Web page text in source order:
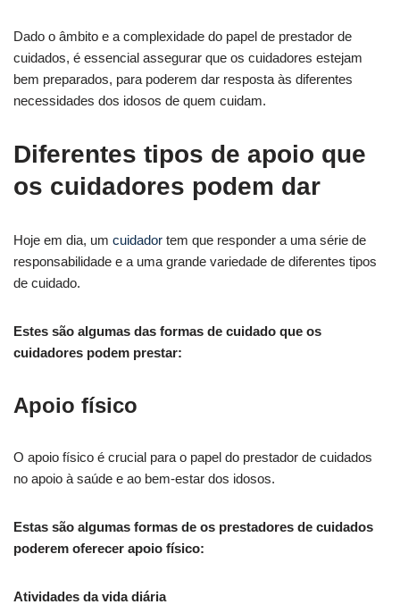
Dado o âmbito e a complexidade do papel de prestador de
cuidados, é essencial assegurar que os cuidadores estejam
bem preparados, para poderem dar resposta às diferentes
necessidades dos idosos de quem cuidam.
Diferentes tipos de apoio que
os cuidadores podem dar
Hoje em dia, um cuidador tem que responder a uma série de
responsabilidade e a uma grande variedade de diferentes tipos
de cuidado.
Estes são algumas das formas de cuidado que os
cuidadores podem prestar:
Apoio físico
O apoio físico é crucial para o papel do prestador de cuidados
no apoio à saúde e ao bem-estar dos idosos.
Estas são algumas formas de os prestadores de cuidados
poderem oferecer apoio físico:
Atividades da vida diária